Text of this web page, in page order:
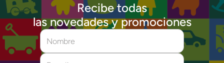
Recibe todas
las novedades y promociones